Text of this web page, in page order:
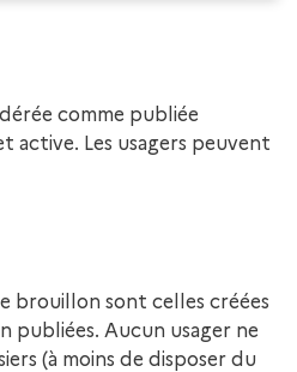
comme publiée
active. Les usagers peuvent
brouillon sont celles créées
publiées. Aucun usager ne
(à moins de disposer du